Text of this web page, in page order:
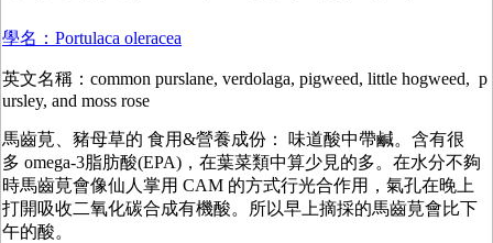
學名：Portulaca oleracea
英文名稱：common purslane, verdolaga, pigweed, little hogweed, p
ursley, and moss rose
馬齒莧、豬母草的 食用&營養成份： 味道酸中帶鹹。含有很
多 omega-3脂肪酸(EPA)，在葉菜類中算少見的多。在水分不夠
時馬齒莧會像仙人掌用 CAM 的方式行光合作用，氣孔在晚上
打開吸收二氧化碳合成有機酸。所以早上摘採的馬齒莧會比下
午的酸。